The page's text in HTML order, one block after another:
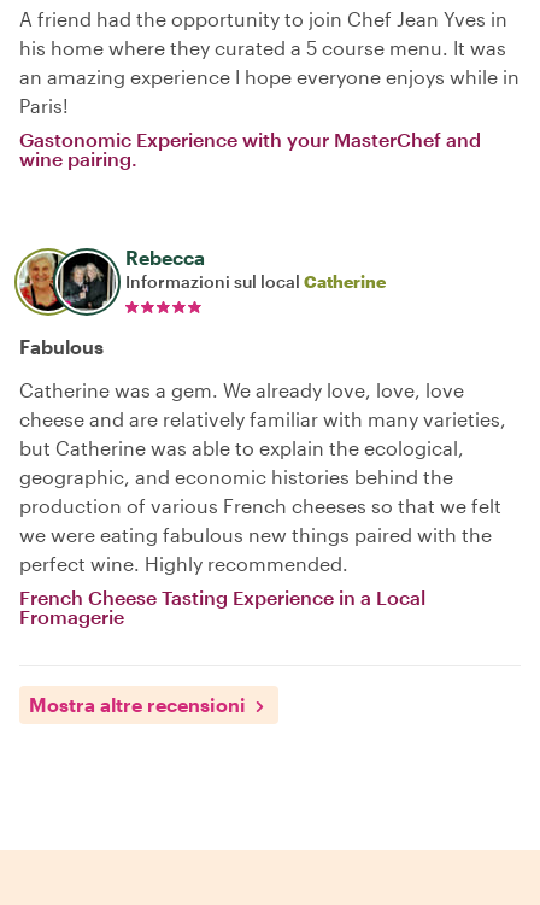
A friend had the opportunity to join Chef Jean Yves in
his home where they curated a 5 course menu. It was
an amazing experience I hope everyone enjoys while in
Paris!
Gastonomic Experience with your MasterChef and
wine pairing.
Rebecca
Informazioni sul local Catherine
Fabulous
Catherine was a gem. We already love, love, love
cheese and are relatively familiar with many varieties,
but Catherine was able to explain the ecological,
geographic, and economic histories behind the
production of various French cheeses so that we felt
we were eating fabulous new things paired with the
perfect wine. Highly recommended.
French Cheese Tasting Experience in a Local
Fromagerie
Mostra altre recensioni